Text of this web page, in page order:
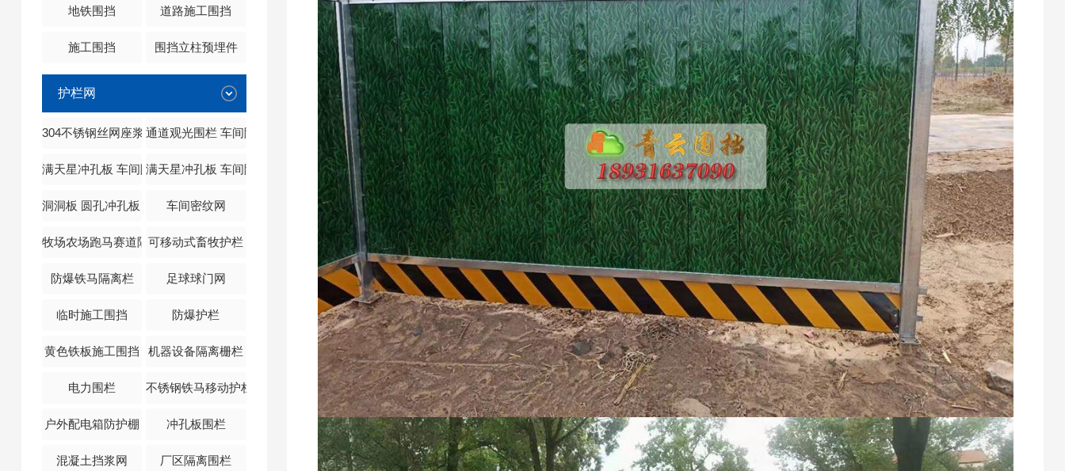
地铁围挡 道路施工围挡
施工围挡 围挡立柱预埋件
护栏网
304不锈钢丝网座浆施工抱箍通道观光围栏 车间隔离网 满天星冲孔板
满天星冲孔板 车间隔离网 上网下板满天星冲孔板 车间隔离网 上板下板
洞洞板 圆孔冲孔板 车间隔离网
车间密纹网
牧场农场跑马赛道隔离护栏可移动式畜牧护栏
防爆铁马隔离栏 足球球门网
临时施工围挡 防爆护栏
黄色铁板施工围挡 机器设备隔离栅栏
电力围栏 不锈钢铁马移动护栏
户外配电箱防护棚 冲孔板围栏
混凝土挡浆网 厂区隔离围栏